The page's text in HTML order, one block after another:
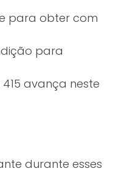
para obter com
para
avança neste
durante esses